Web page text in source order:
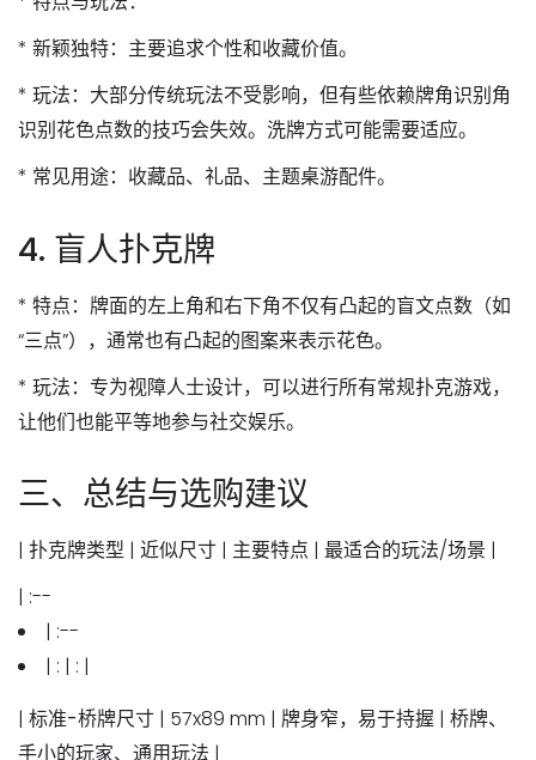
* 新颖独特：主要追求个性和收藏价值。
* 玩法：大部分传统玩法不受影响，但有些依赖牌角识别角
识别花色点数的技巧会失效。洗牌方式可能需要适应。
* 常见用途：收藏品、礼品、主题桌游配件。
4. 盲人扑克牌
* 特点：牌面的左上角和右下角不仅有凸起的盲文点数（如
“三点”），通常也有凸起的图案来表示花色。
* 玩法：专为视障人士设计，可以进行所有常规扑克游戏，
让他们也能平等地参与社交娱乐。
三、总结与选购建议
| 扑克牌类型 | 近似尺寸 | 主要特点 | 最适合的玩法/场景 |
| :--
| :--
| : | : |
| 标准-桥牌尺寸 | 57x89 mm | 牌身窄，易于持握 | 桥牌、
手小的玩家、通用玩法 |